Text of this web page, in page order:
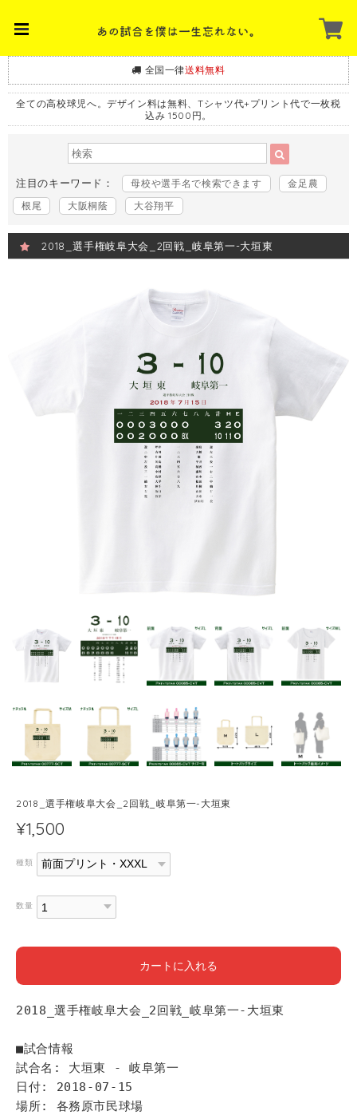
全国一律送料無料
全ての高校球児へ。デザイン料は無料、Tシャツ代+プリント代で一枚税
込み 1500円。
注目のキーワード： 母校や選手名で検索できます
金足農
根尾
大阪桐蔭 大谷翔平
2018_選手権岐阜大会_2回戦_岐阜第一-大垣東
2018_選手権岐阜大会_2回戦_岐阜第一-大垣東
¥1,500
種類
数量
カートに入れる
2018_選手権岐阜大会_2回戦_岐阜第一-大垣東
■試合情報
試合名: 大垣東 - 岐阜第一
日付: 2018-07-15
場所: 各務原市民球場